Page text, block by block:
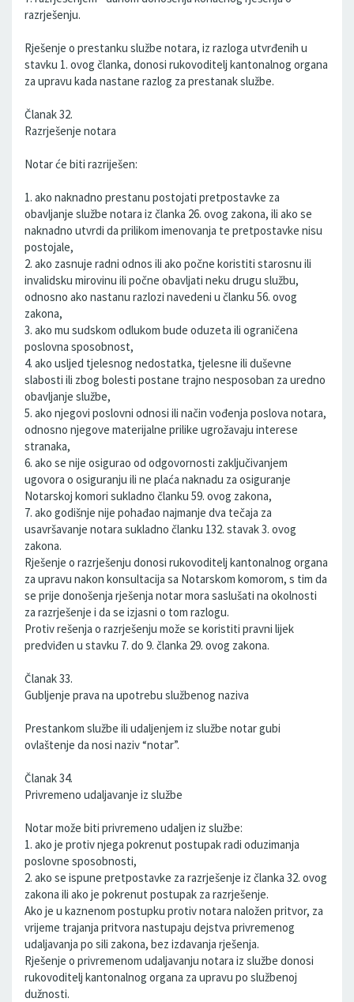
razrješenju.
Rješenje o prestanku službe notara, iz razloga utvrđenih u
stavku 1. ovog članka, donosi rukovoditelj kantonalnog organa
za upravu kada nastane razlog za prestanak službe.
Članak 32.
Razrješenje notara
Notar će biti razriješen:
1. ako naknadno prestanu postojati pretpostavke za
obavljanje službe notara iz članka 26. ovog zakona, ili ako se
naknadno utvrdi da prilikom imenovanja te pretpostavke nisu
postojale,
2. ako zasnuje radni odnos ili ako počne koristiti starosnu ili
invalidsku mirovinu ili počne obavljati neku drugu službu,
odnosno ako nastanu razlozi navedeni u članku 56. ovog
zakona,
3. ako mu sudskom odlukom bude oduzeta ili ograničena
poslovna sposobnost,
4. ako usljed tjelesnog nedostatka, tjelesne ili duševne
slabosti ili zbog bolesti postane trajno nesposoban za uredno
obavljanje službe,
5. ako njegovi poslovni odnosi ili način vođenja poslova notara,
odnosno njegove materijalne prilike ugrožavaju interese
stranaka,
6. ako se nije osigurao od odgovornosti zaključivanjem
ugovora o osiguranju ili ne plaća naknadu za osiguranje
Notarskoj komori sukladno članku 59. ovog zakona,
7. ako godišnje nije pohađao najmanje dva tečaja za
usavršavanje notara sukladno članku 132. stavak 3. ovog
zakona.
Rješenje o razrješenju donosi rukovoditelj kantonalnog organa
za upravu nakon konsultacija sa Notarskom komorom, s tim da
se prije donošenja rješenja notar mora saslušati na okolnosti
za razrješenje i da se izjasni o tom razlogu.
Protiv rešenja o razrješenju može se koristiti pravni lijek
predviđen u stavku 7. do 9. članka 29. ovog zakona.
Članak 33.
Gubljenje prava na upotrebu službenog naziva
Prestankom službe ili udaljenjem iz službe notar gubi
ovlaštenje da nosi naziv “notar”.
Članak 34.
Privremeno udaljavanje iz službe
Notar može biti privremeno udaljen iz službe:
1. ako je protiv njega pokrenut postupak radi oduzimanja
poslovne sposobnosti,
2. ako se ispune pretpostavke za razrješenje iz članka 32. ovog
zakona ili ako je pokrenut postupak za razrješenje.
Ako je u kaznenom postupku protiv notara naložen pritvor, za
vrijeme trajanja pritvora nastupaju dejstva privremenog
udaljavanja po sili zakona, bez izdavanja rješenja.
Rješenje o privremenom udaljavanju notara iz službe donosi
rukovoditelj kantonalnog organa za upravu po službenoj
dužnosti.